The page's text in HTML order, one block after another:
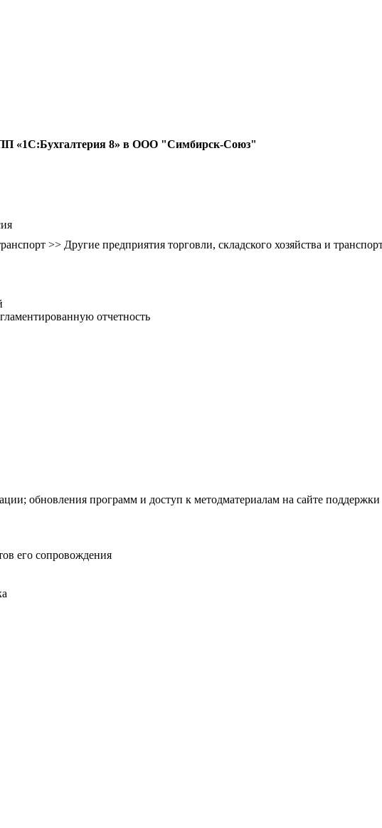
ПП «1С:Бухгалтерия 8» в ООО "Симбирск-Союз"
>> Другие предприятия торговли, складского хозяйства и
отчетность
обновления программ и доступ к методматериалам на сайте поддержки
его сопровождения